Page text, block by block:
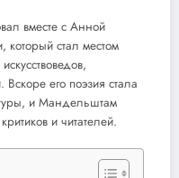
вместе с Анной
который стал местом
его поэзия стала
и Мандельштам
и читателей.